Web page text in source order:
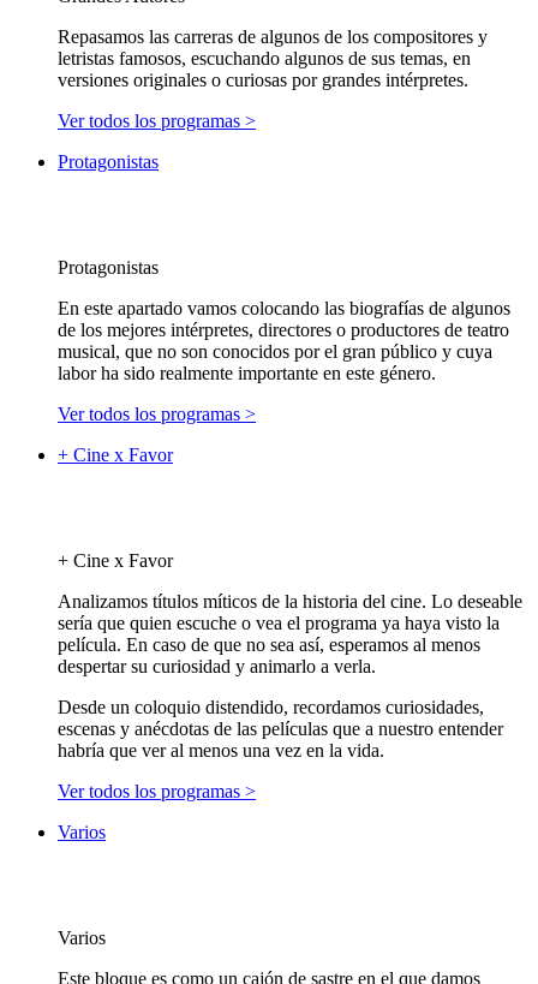
Repasamos las carreras de algunos de los compositores y
letristas famosos, escuchando algunos de sus temas, en
versiones originales o curiosas por grandes intérpretes.
Ver todos los programas >
Protagonistas
Protagonistas
En este apartado vamos colocando las biografías de algunos
de los mejores intérpretes, directores o productores de teatro
musical, que no son conocidos por el gran público y cuya
labor ha sido realmente importante en este género.
Ver todos los programas >
+ Cine x Favor
+ Cine x Favor
Analizamos títulos míticos de la historia del cine. Lo deseable
sería que quien escuche o vea el programa ya haya visto la
película. En caso de que no sea así, esperamos al menos
despertar su curiosidad y animarlo a verla.
Desde un coloquio distendido, recordamos curiosidades,
escenas y anécdotas de las películas que a nuestro entender
habría que ver al menos una vez en la vida.
Ver todos los programas >
Varios
Varios
Este bloque es como un cajón de sastre en el que damos